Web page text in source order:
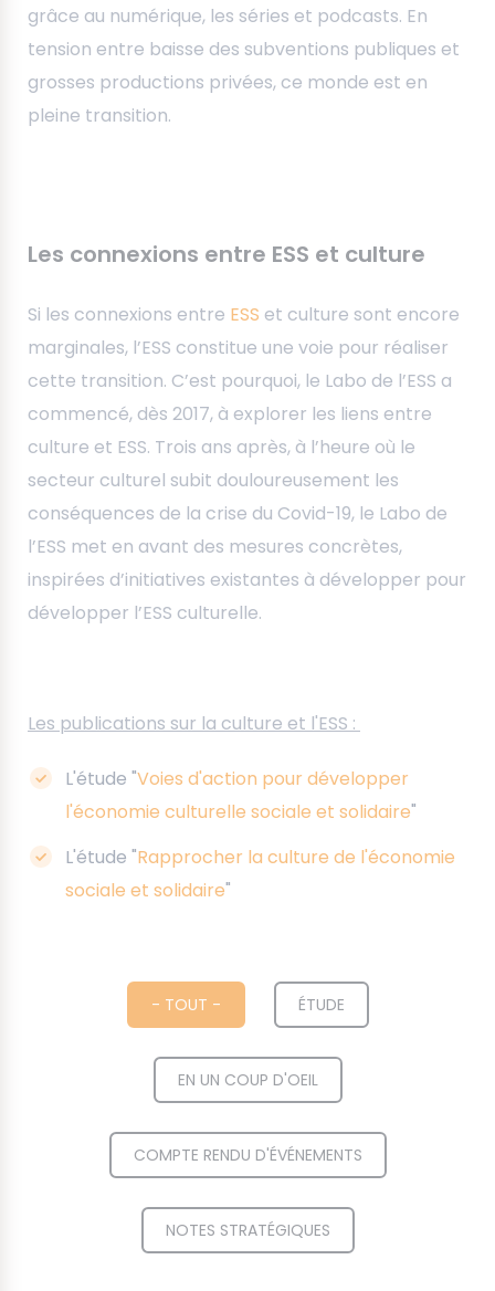
grâce au numérique, les séries et podcasts. En
tension entre baisse des subventions publiques et
grosses productions privées, ce monde est en
pleine transition.
Les connexions entre ESS et culture
Si les connexions entre ESS et culture sont encore
marginales, l’ESS constitue une voie pour réaliser
cette transition. C’est pourquoi, le Labo de l’ESS a
commencé, dès 2017, à explorer les liens entre
culture et ESS. Trois ans après, à l’heure où le
secteur culturel subit douloureusement les
conséquences de la crise du Covid-19, le Labo de
l’ESS met en avant des mesures concrètes,
inspirées d’initiatives existantes à développer pour
développer l’ESS culturelle.
Les publications sur la culture et l'ESS :
L'étude "Voies d'action pour développer
l'économie culturelle sociale et solidaire"
L'étude "Rapprocher la culture de l'économie
sociale et solidaire"
- TOUT - ÉTUDE
EN UN COUP D'OEIL
COMPTE RENDU D'ÉVÉNEMENTS
NOTES STRATÉGIQUES